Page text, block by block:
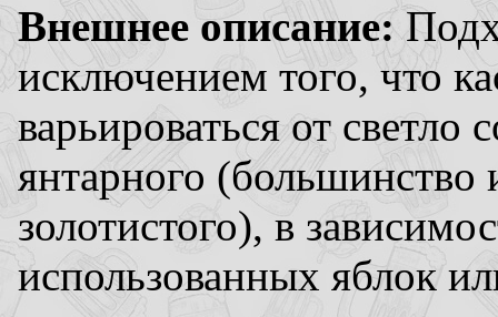
Внешнее описание:
исключением того, что
варьироваться от светло
янтарного (большинство
золотистого), в
использованных яблок